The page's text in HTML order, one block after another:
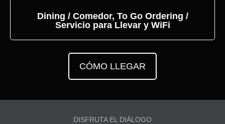
Dining / Comedor, To Go Ordering /
Servicio para Llevar y WiFi
CÓMO LLEGAR
DISFRUTA EL DIÁLOGO